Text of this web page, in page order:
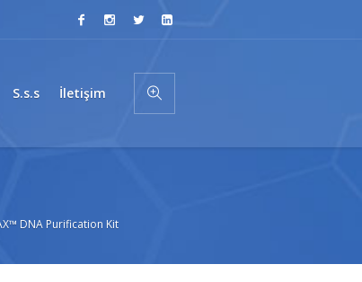
S.s.s İletişim
DNA Purification Kit